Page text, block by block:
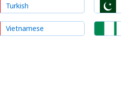
Turkish
Vietnamese